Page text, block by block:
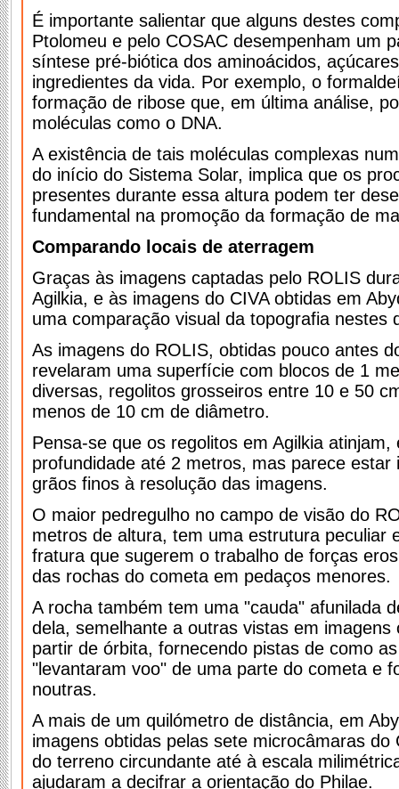
É importante salientar que alguns destes
Ptolomeu e pelo COSAC desempenham um
síntese pré-biótica dos aminoácidos,
ingredientes da vida. Por exemplo, o
formação de ribose que, em última análise,
moléculas como o DNA.
A existência de tais moléculas complexas
do início do Sistema Solar, implica que os
presentes durante essa altura podem ter
fundamental na promoção da formação de
Comparando locais de aterragem
Graças às imagens captadas pelo ROLIS
Agilkia, e às imagens do CIVA obtidas em
uma comparação visual da topografia nestes
As imagens do ROLIS, obtidas pouco antes
revelaram uma superfície com blocos de 1
diversas, regolitos grosseiros entre 10 e 50
menos de 10 cm de diâmetro.
Pensa-se que os regolitos em Agilkia atinjam,
profundidade até 2 metros, mas parece estar
grãos finos à resolução das imagens.
O maior pedregulho no campo de visão do
metros de altura, tem uma estrutura peculiar
fratura que sugerem o trabalho de forças
das rochas do cometa em pedaços menores.
A rocha também tem uma "cauda" afunilada
dela, semelhante a outras vistas em imagens
partir de órbita, fornecendo pistas de como
"levantaram voo" de uma parte do cometa e
noutras.
A mais de um quilómetro de distância, em
imagens obtidas pelas sete microcâmaras do
do terreno circundante até à escala
ajudaram a decifrar a orientação do Philae.